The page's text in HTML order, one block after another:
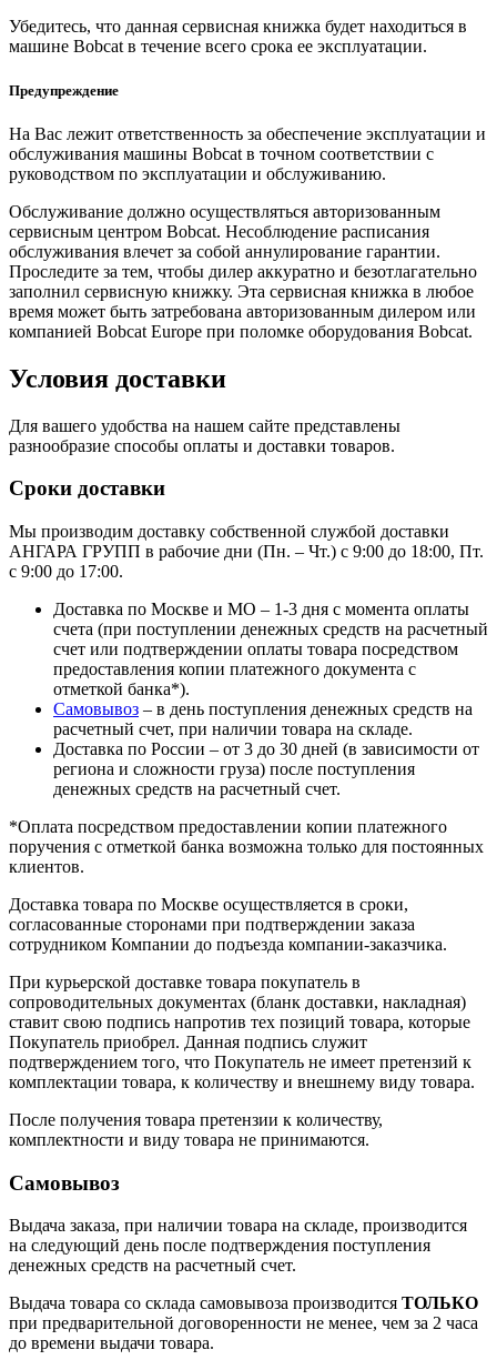
Убедитесь, что данная сервисная книжка будет находиться в
машине Bobcat в течение всего срока ее эксплуатации.
Предупреждение
На Вас лежит ответственность за обеспечение эксплуатации и
обслуживания машины Bobcat в точном соответствии с
руководством по эксплуатации и обслуживанию.
Обслуживание должно осуществляться авторизованным
сервисным центром Bobcat. Несоблюдение расписания
обслуживания влечет за собой аннулирование гарантии.
Проследите за тем, чтобы дилер аккуратно и безотлагательно
заполнил сервисную книжку. Эта сервисная книжка в любое
время может быть затребована авторизованным дилером или
компанией Bobcat Europe при поломке оборудования Bobcat.
Условия доставки
Для вашего удобства на нашем сайте представлены
разнообразие способы оплаты и доставки товаров.
Сроки доставки
Мы производим доставку собственной службой доставки
АНГАРА ГРУПП в рабочие дни (Пн. – Чт.) с 9:00 до 18:00, Пт.
с 9:00 до 17:00.
Доставка по Москве и МО – 1-3 дня с момента оплаты
счета (при поступлении денежных средств на расчетный
счет или подтверждении оплаты товара посредством
предоставления копии платежного документа с
отметкой банка*).
Самовывоз – в день поступления денежных средств на
расчетный счет, при наличии товара на складе.
Доставка по России – от 3 до 30 дней (в зависимости от
региона и сложности груза) после поступления
денежных средств на расчетный счет.
*Оплата посредством предоставлении копии платежного
поручения с отметкой банка возможна только для постоянных
клиентов.
Доставка товара по Москве осуществляется в сроки,
согласованные сторонами при подтверждении заказа
сотрудником Компании до подъезда компании-заказчика.
При курьерской доставке товара покупатель в
сопроводительных документах (бланк доставки, накладная)
ставит свою подпись напротив тех позиций товара, которые
Покупатель приобрел. Данная подпись служит
подтверждением того, что Покупатель не имеет претензий к
комплектации товара, к количеству и внешнему виду товара.
После получения товара претензии к количеству,
комплектности и виду товара не принимаются.
Самовывоз
Выдача заказа, при наличии товара на складе, производится
на следующий день после подтверждения поступления
денежных средств на расчетный счет.
Выдача товара со склада самовывоза производится ТОЛЬКО
при предварительной договоренности не менее, чем за 2 часа
до времени выдачи товара.